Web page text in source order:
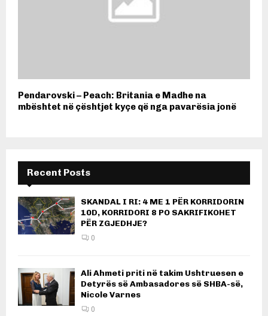
Pendarovski – Peach: Britania e Madhe na
mbështet në çështjet kyçe që nga pavarësia jonë
Recent Posts
SKANDAL I RI: 4 ME 1 PËR KORRIDORIN
10D, KORRIDORI 8 PO SAKRIFIKOHET
PËR ZGJEDHJE?
0
Ali Ahmeti priti në takim Ushtruesen e
Detyrës së Ambasadores së SHBA-së,
Nicole Varnes
0